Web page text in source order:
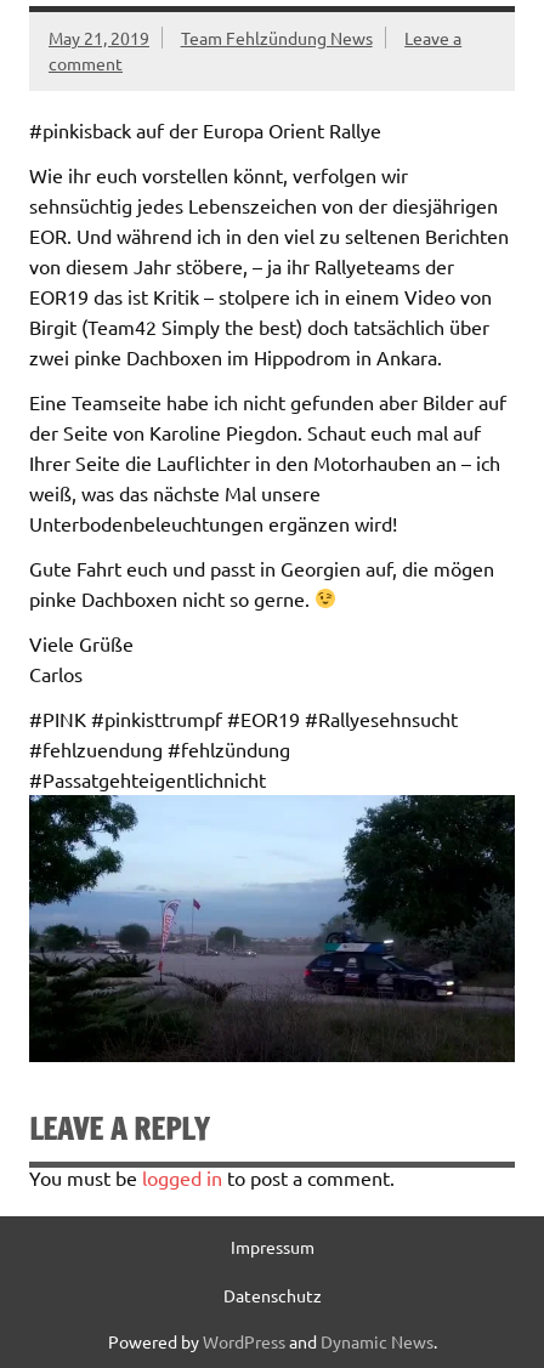
May 21, 2019 Team Fehlzündung News
Leave a
comment
#pinkisback auf der Europa Orient Rallye
Wie ihr euch vorstellen könnt, verfolgen wir
sehnsüchtig jedes Lebenszeichen von der diesjährigen
EOR. Und während ich in den viel zu seltenen Berichten
von diesem Jahr stöbere, – ja ihr Rallyeteams der
EOR19 das ist Kritik – stolpere ich in einem Video von
Birgit (Team42 Simply the best)​ doch tatsächlich über
zwei pinke Dachboxen im Hippodrom in Ankara.
Eine Teamseite habe ich nicht gefunden aber Bilder auf
der Seite von Karoline Piegdon​. Schaut euch mal auf
Ihrer Seite die Lauflichter in den Motorhauben an – ich
weiß, was das nächste Mal unsere
Unterbodenbeleuchtungen ergänzen wird!
Gute Fahrt euch und passt in Georgien auf, die mögen
pinke Dachboxen nicht so gerne.
Viele Grüße
Carlos
#PINK #pinkisttrumpf #EOR19 #Rallyesehnsucht
#fehlzuendung #fehlzündung
#Passatgehteigentlichnicht
LEAVE A REPLY
You must be logged in to post a comment.
Impressum
Datenschutz
Powered byWordPressand Dynamic News.